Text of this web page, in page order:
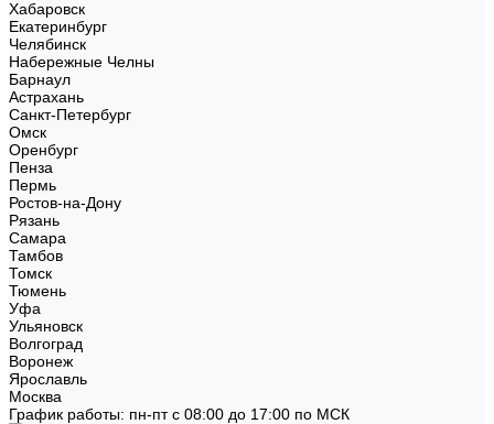
Хабаровск
Екатеринбург
Челябинск
Набережные Челны
Барнаул
Астрахань
Санкт-Петербург
Омск
Оренбург
Пенза
Пермь
Ростов-на-Дону
Рязань
Самара
Тамбов
Томск
Тюмень
Уфа
Ульяновск
Волгоград
Воронеж
Ярославль
Москва
График работы: пн-пт с 08:00 до 17:00 по МСК